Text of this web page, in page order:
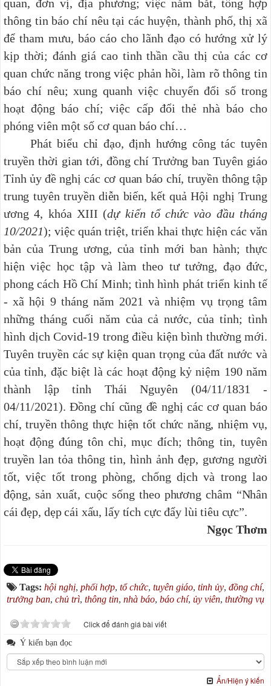
quan, đơn vị, địa phương; việc nắm bắt, tổng hợp
thông tin báo chí nêu tại các huyện, thành phố, thị xã
để tham mưu, báo cáo cho lãnh đạo có hướng xử lý
kịp thời; đánh giá cao tinh thần cầu thị của các cơ
quan chức năng trong việc phản hồi, làm rõ thông tin
báo chí nêu; xung quanh việc chuyển đổi số trong
hoạt động báo chí; việc cấp đổi thẻ nhà báo cho
phóng viên một số cơ quan báo chí…
Phát biểu chỉ đạo, định hướng công tác tuyên
truyền thời gian tới, đồng chí Trưởng ban Tuyên giáo
Tỉnh ủy đề nghị các cơ quan báo chí, truyền thông tập
trung tuyên truyền diễn biến, kết quảHội nghị Trung
ương 4, khóa XIII (dự kiến tổ chức vào đầu tháng
10/2021); việc quán triệt, triển khai thực hiện các văn
bản của Trung ương, của tỉnh mới ban hành; thực
hiện việc học tập và làm theo tư tưởng, đạo đức,
phong cách Hồ Chí Minh; tình hình phát triển kinh tế
- xã hội 9 tháng năm 2021 và nhiệm vụ trọng tâm
những tháng cuối năm của cả nước, của tỉnh; tình
hình dịch Covid-19 trong điều kiện bình thường mới.
Tuyên truyền các sự kiện quan trọng của đất nước và
của tỉnh, đặc biệt là các hoạt động kỷ niệm 190 năm
thành lập tỉnh Thái Nguyên (04/11/1831 -
04/11/2021). Đồng chí cũng đề nghị các cơ quan báo
chí, truyền thông thực hiện tốt chức năng, nhiệm vụ,
hoạt động đúng tôn chỉ, mục đích; thông tin, tuyên
truyềnlan tỏa thông tin, hình ảnh đẹp, gương người
tốt, việc tốt trong phòng, chống dịch và trong lao
động, sản xuất, cuộc sống theo phương châm “Nhân
cái đẹp, dẹp cái xấu, lấy tích cực đẩy lùi tiêu cực”.
Ngọc Thơm
Tags: hội nghị, phối hợp, tổ chức, tuyên giáo, tỉnh ủy, đồng chí,
trưởng ban, chủ trì, thông tin, nhà báo, báo chí, ủy viên, thường vụ
Click để đánh giá bài viết
Ý kiến bạn đọc
Ẩn/Hiện ý kiến